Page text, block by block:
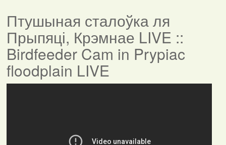
Птушыная сталоўка ля
Прыпяці, Крэмнае LIVE ::
Birdfeeder Cam in Prypiac
floodplain LIVE